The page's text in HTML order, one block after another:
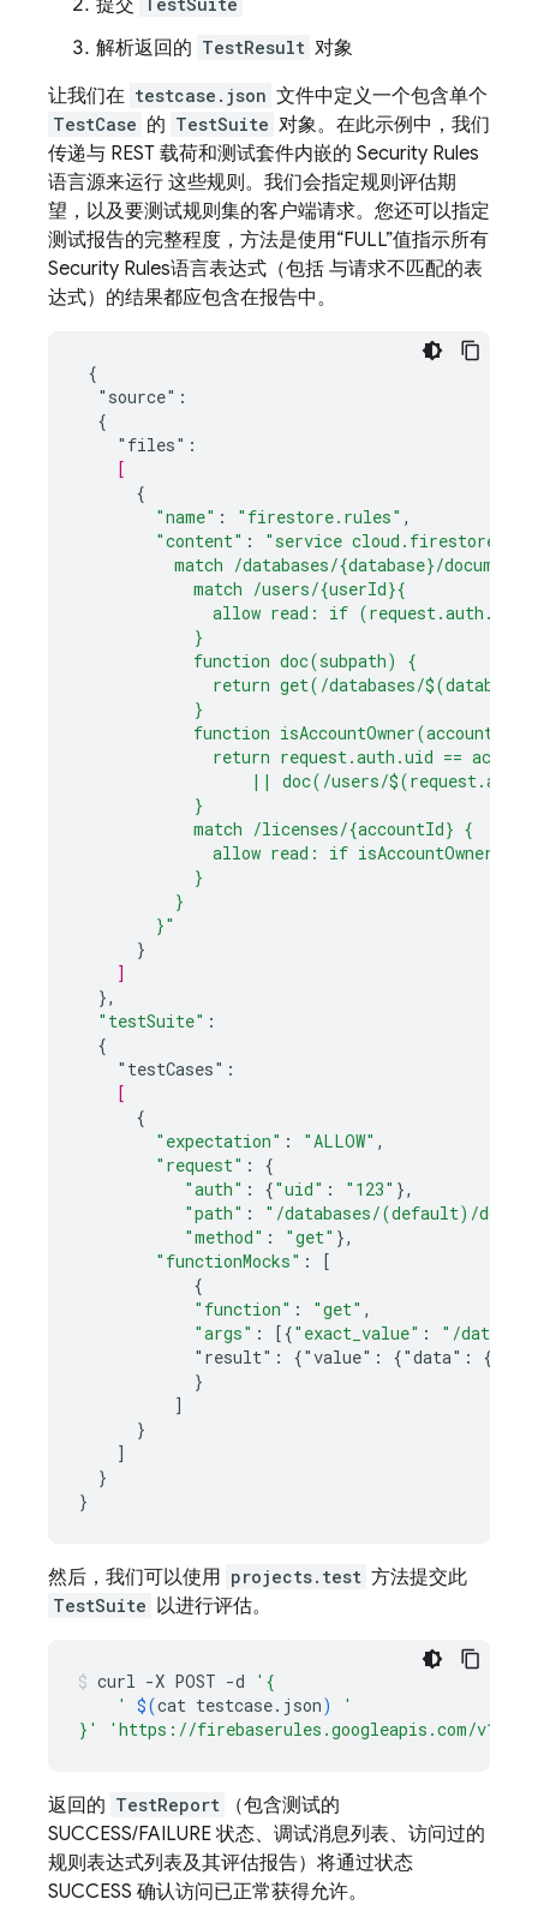
提交
解析返回的 TestResult 对象
让我们在 testcase.json 文件中定义一个包含单个
TestCase 的 TestSuite 对象。在此示例中，我们
传递与 REST 载荷和测试套件内嵌的 Security Rules
语言源来运行 这些规则。我们会指定规则评估期
望，以及要测试规则集的客户端请求。您还可以指定
测试报告的完整程度，方法是使用“FULL”值指示所有
Security Rules语言表达式（包括 与请求不匹配的表
达式）的结果都应包含在报告中。
{
"source":
{
"files":
[
{
"name" : "firestore.rules" ,
"content" :
"service cloud.firestore {
match /databases/{database}/documents
            match /users/{userId}{
allow read: if (request.auth.uid
            }
            function doc(subpath) {
return get(/databases/
            }
function isAccountOwner(accountId)
return request.auth.uid ==
|| doc(/users/
            }
            match /licenses/{accountId} {
allow read: if
            }
          }
        }"
}
]
},
"testSuite" :
{
"testCases":
[
{
"expectation" : "ALLOW" ,
"request" :
{
"auth" : {"uid" : "123" },
"path" :
"/databases/(default)/
"method" : "get" },
"functionMocks" :
[
{
"function" : "get" ,
"args" : [{"exact_value" :
"/
"result":
{"value": {"data":
}
]
}
]
}
}
然后，我们可以使用 projects.test 方法提交此
TestSuite 以进行评估。
curl -X POST -d
'{
    '
$(cat testcase.json)
'
}'
'https://firebaserules.googleapis.com/v1/
返回的 TestReport
（包含测试的
SUCCESS/FAILURE 状态、调试消息列表、访问过的
规则表达式列表及其评估报告）将通过状态
SUCCESS 确认访问已正常获得允许。